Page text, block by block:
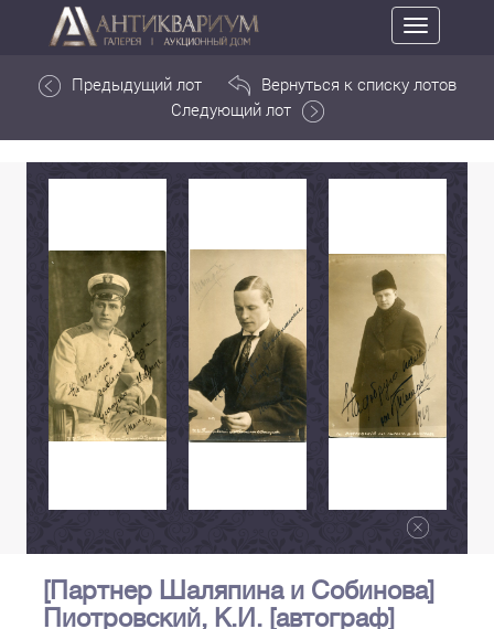
Toggle
navigation
Предыдущий лот
Вернуться к списку лотов
Следующий лот
[Партнер Шаляпина и Собинова]
Пиотровский, К.И. [автограф]